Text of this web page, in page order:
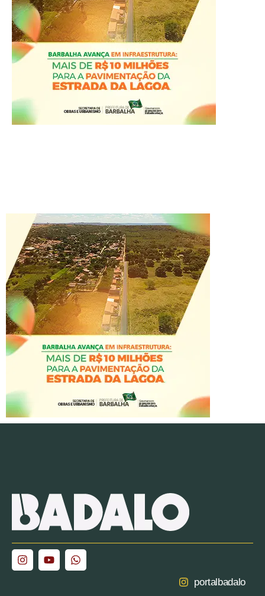
portalbadalo